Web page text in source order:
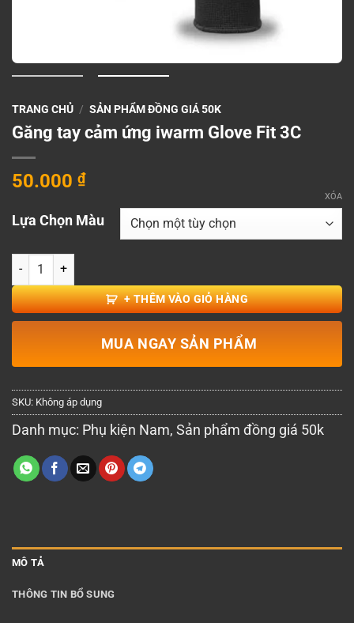
TRANG CHỦ / SẢN PHẨM ĐỒNG GIÁ 50K
Găng tay cảm ứng iwarm Glove Fit 3C
50.000 ₫
Lựa Chọn Màu
XÓA
Găng tay cảm ứng iwarm Glove Fit 3C số lượng
+ THÊM VÀO GIỎ HÀNG
MUA NGAY SẢN PHẨM
SKU: Không áp dụng
Danh mục: Phụ kiện Nam, Sản phẩm đồng giá 50k
MÔ TẢ
THÔNG TIN BỔ SUNG